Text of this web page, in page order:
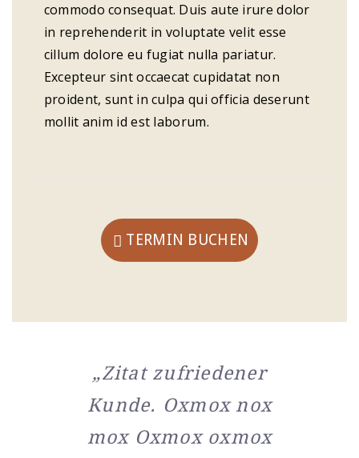
commodo consequat. Duis aute irure dolor
in reprehenderit in voluptate velit esse
cillum dolore eu fugiat nulla pariatur.
Excepteur sint occaecat cupidatat non
proident, sunt in culpa qui officia deserunt
mollit anim id est laborum.
TERMIN BUCHEN
„Zitat zufriedener
Kunde. Oxmox nox
mox Oxmox oxmox